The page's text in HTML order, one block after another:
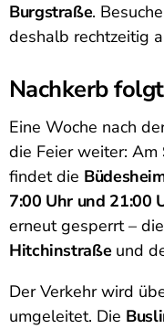
Burgstraße.
deshalb rechtzeitig
Nachkerb
Eine Woche nach
die Feier weiter: Am
findet die
7:00 Uhr und 21:00
erneut gesperrt –
Hitchinstraßeund
Der Verkehr wird
umgeleitet. Die